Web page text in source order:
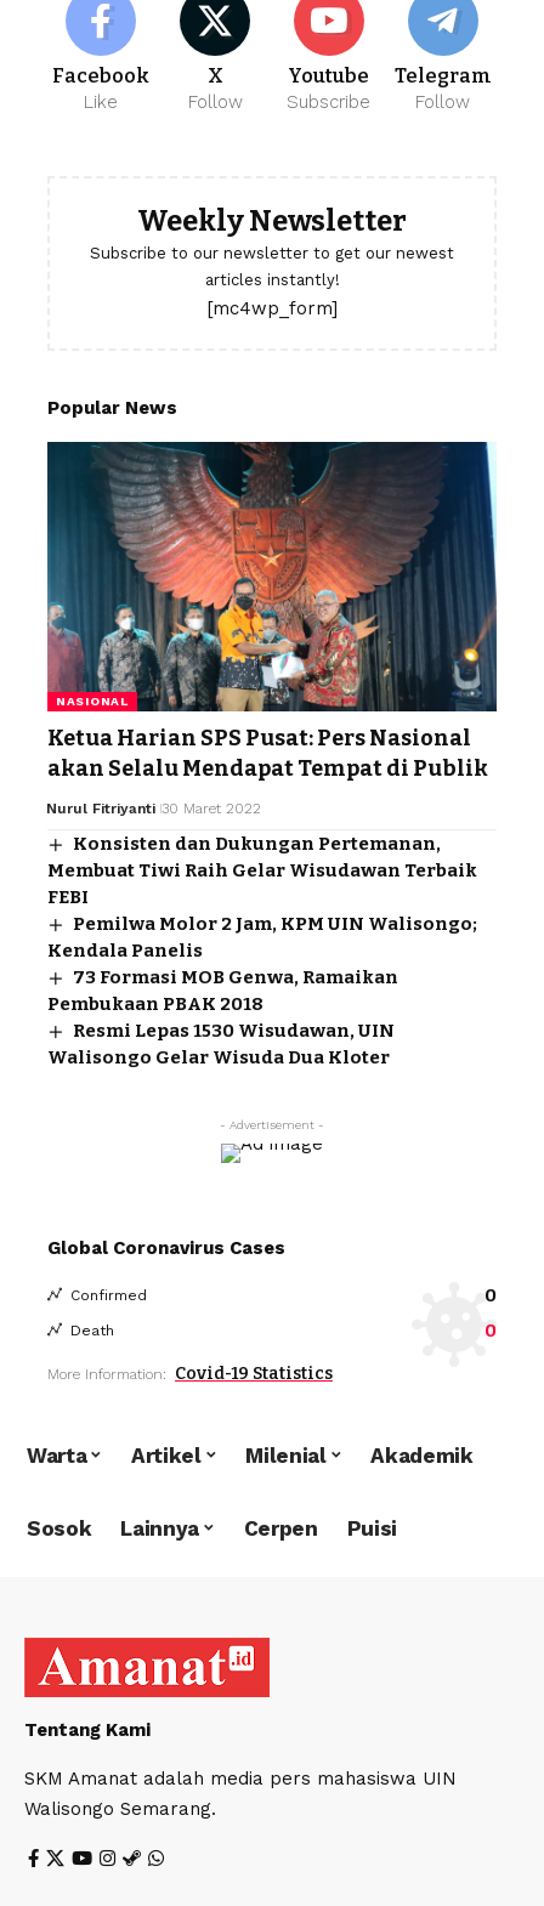
Facebook
Like
X
Follow
Youtube
Subscribe
Telegram
Follow
Weekly Newsletter
Subscribe to our newsletter to get our newest
articles instantly!
[mc4wp_form]
Popular News
NASIONAL
Ketua Harian SPS Pusat: Pers Nasional
akan Selalu Mendapat Tempat di Publik
Nurul Fitriyanti 30 Maret 2022
Konsisten dan Dukungan Pertemanan,
Membuat Tiwi Raih Gelar Wisudawan Terbaik
FEBI
Pemilwa Molor 2 Jam, KPM UIN Walisongo;
Kendala Panelis
73 Formasi MOB Genwa, Ramaikan
Pembukaan PBAK 2018
Resmi Lepas 1530 Wisudawan, UIN
Walisongo Gelar Wisuda Dua Kloter
- Advertisement -
Global Coronavirus Cases
Confirmed 0
Death 0
More Information: Covid-19 Statistics
Warta Artikel Milenial Akademik
Sosok Lainnya Cerpen Puisi
Tentang Kami
SKM Amanat adalah media pers mahasiswa UIN
Walisongo Semarang.